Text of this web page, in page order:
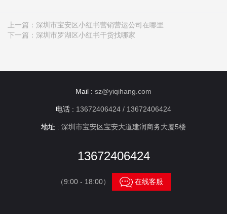
上一篇： 深圳市宝安区小红书营销营运公司在哪里
下一篇： 深圳市罗湖区小红书干货找哪家
Mail : sz@yiqihang.com
电话 : 13672406424 / 13672406424
地址 : 深圳市宝安区宝安大道建润商务大厦5楼
13672406424
（9:00 - 18:00） 在线客服